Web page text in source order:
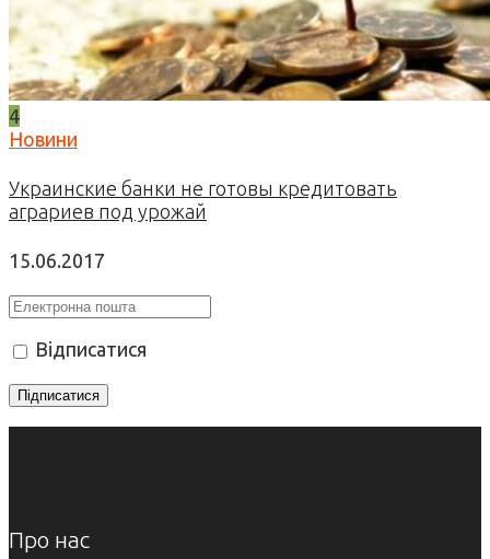
4
Новини
Украинские банки не готовы кредитовать
аграриев под урожай
15.06.2017
Відписатися
Про нас